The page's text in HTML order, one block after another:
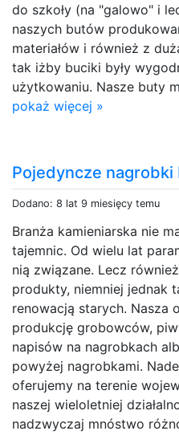
do szkoły (na "galowo" i
naszych butów
materiałów i również z
tak iżby buciki były
użytkowaniu. Nasze buty
pokaż więcej »
Pojedyncze nagrobki
Dodano: 8 lat 9 miesięcy temu
Branża kamieniarska nie
tajemnic. Od wielu lat
nią związane. Lecz
produkty, niemniej jednak
renowacją starych. Nasza
produkcję grobowców,
napisów na nagrobkach
powyżej nagrobkami.
oferujemy na terenie
naszej wieloletniej
nadzwyczaj mnóstwo